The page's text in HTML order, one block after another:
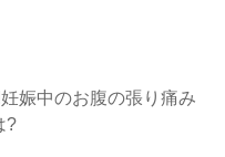
娠中のお腹の張り痛み
?